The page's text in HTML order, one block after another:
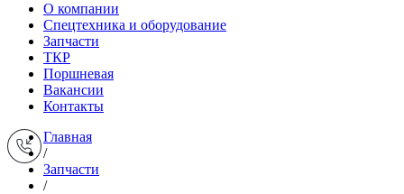
О компании
Спецтехника и оборудование
Запчасти
ТКР
Поршневая
Вакансии
Контакты
Главная
/
Запчасти
/